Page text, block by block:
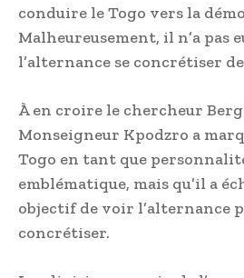
conduire le Togo vers la
Malheureusement, il n’a pas
l’alternance se concrétiser
À en croire le chercheur
Monseigneur Kpodzro a
Togo en tant que
emblématique, mais qu’il a
objectif de voir l’alternance
concrétiser.